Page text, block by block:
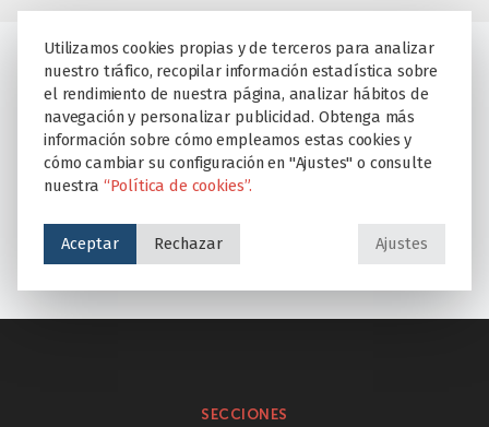
COLEGIO EDUCARE TORREVILANO: CENTRO
PREFERENTE PARA ALUMNOS CON TRANSTORNO DEL
ESPECTRO DEL AUTISMO
LOS COLEGIOS EDUCARE LANZAN UN PROYECTO DE
SALUD EMOCIONAL EN SUS OCHO CENTROS
EDUCATIVOS
SECCIONES
Utilizamos cookies propias y de terceros para analizar
nuestro tráfico, recopilar información estadística sobre
el rendimiento de nuestra página, analizar hábitos de
navegación y personalizar publicidad. Obtenga más
información sobre cómo empleamos estas cookies y
cómo cambiar su configuración en "Ajustes" o consulte
nuestra “Política de cookies”.
Aceptar Rechazar Ajustes